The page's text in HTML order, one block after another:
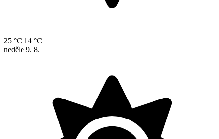
25 °C 14 °C
neděle 9. 8.